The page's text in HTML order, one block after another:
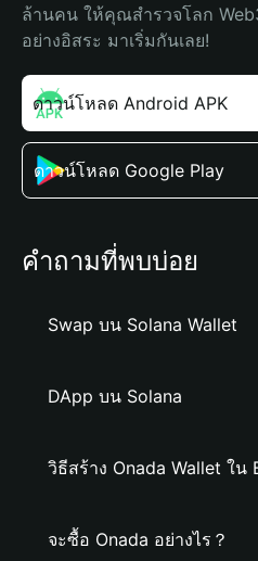
ล้านคน ให้คุณสำรวจโลก
อย่างอิสระ มาเริ่มกันเลย!
ดาวน์โหลด Android APK
ดาวน์โหลด Google Play
คำถามที่พบบ่อย
Swap บน Solana Wallet
DApp บน Solana
วิธีสร้าง Onada Wallet ใน
จะซื้อ Onada อย่างไร？